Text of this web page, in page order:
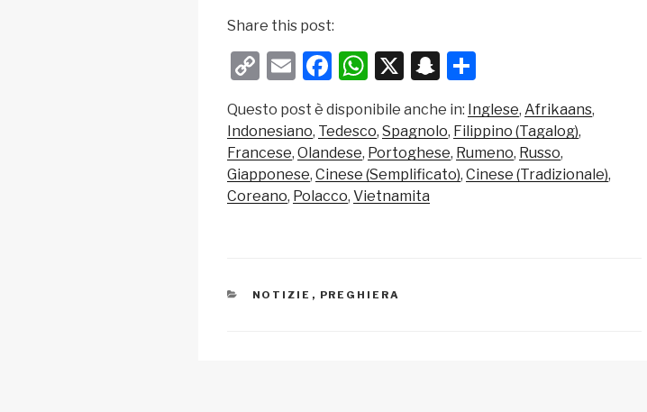
Share this post:
C
p
y
Li
n
E
m
ail
F
c
e
b
o
W
at
s
A
p
X
S
a
p
c
n
di
vi
Questo post è disponibile anche in: Inglese Afrikaans
Indonesiano Tedesco Spagnolo Filippino (Tagalog)
Francese Olandese Portoghese Rumeno Russo
Giapponese Cinese (Semplificato) Cinese (Tradizionale)
Coreano Polacco Vietnamita
CATEGORIE
NOTIZIE , PREGHIERA